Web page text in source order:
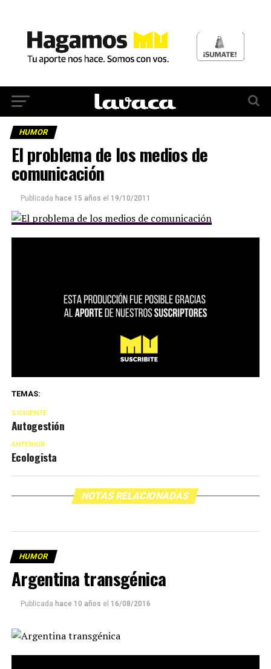
HUMOR
El problema de los medios de
comunicación
Publicada hace 15 años el 19/10/2011
TEMAS:
SIGUIENTE
Autogestión
ANTERIOR
Ecologista
NOTAS RELACIONADAS
HUMOR
Argentina transgénica
Publicada hace 10 años el 16/08/2016